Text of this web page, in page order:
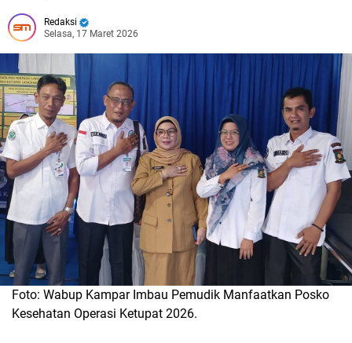
Redaksi
Selasa, 17 Maret 2026
Foto: Wabup Kampar Imbau Pemudik Manfaatkan Posko
Kesehatan Operasi Ketupat 2026.